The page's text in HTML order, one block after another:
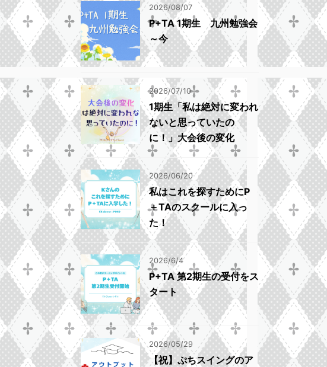
2026/08/07
P+TA 1期生 九州勉強会
～今
2026/07/10
1期生「私は絶対に変われ
ないと思っていたの
に！」大会後の変化
2026/06/20
私はこれを探すためにP
＋TAのスクールに入っ
た！
2026/6/4
P+TA 第2期生の受付をス
タート
2026/05/29
【祝】ぷちスイングのア